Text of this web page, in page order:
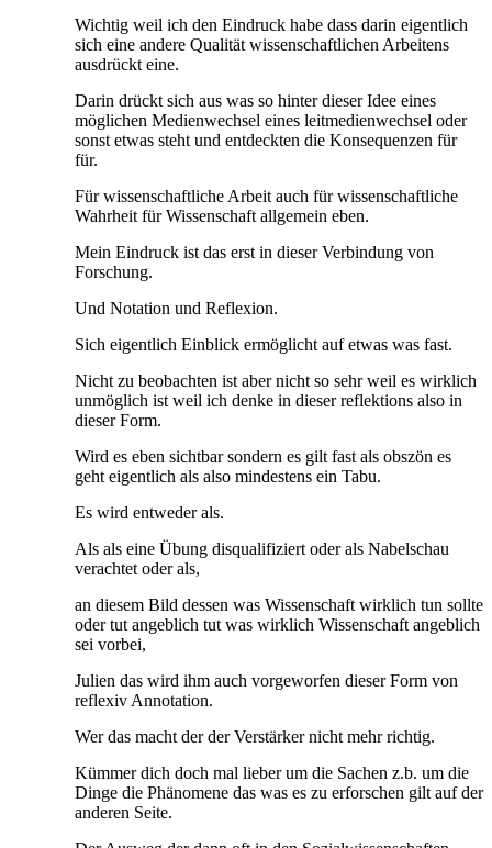
Wichtig weil ich den Eindruck habe dass darin eigentlich
sich eine andere Qualität wissenschaftlichen Arbeitens
ausdrückt eine.
Darin drückt sich aus was so hinter dieser Idee eines
möglichen Medienwechsel eines leitmedienwechsel oder
sonst etwas steht und entdeckten die Konsequenzen für
für.
Für wissenschaftliche Arbeit auch für wissenschaftliche
Wahrheit für Wissenschaft allgemein eben.
Mein Eindruck ist das erst in dieser Verbindung von
Forschung.
Und Notation und Reflexion.
Sich eigentlich Einblick ermöglicht auf etwas was fast.
Nicht zu beobachten ist aber nicht so sehr weil es wirklich
unmöglich ist weil ich denke in dieser reflektions also in
dieser Form.
Wird es eben sichtbar sondern es gilt fast als obszön es
geht eigentlich als also mindestens ein Tabu.
Es wird entweder als.
Als als eine Übung disqualifiziert oder als Nabelschau
verachtet oder als,
an diesem Bild dessen was Wissenschaft wirklich tun sollte
oder tut angeblich tut was wirklich Wissenschaft angeblich
sei vorbei,
Julien das wird ihm auch vorgeworfen dieser Form von
reflexiv Annotation.
Wer das macht der der Verstärker nicht mehr richtig.
Kümmer dich doch mal lieber um die Sachen z.b. um die
Dinge die Phänomene das was es zu erforschen gilt auf der
anderen Seite.